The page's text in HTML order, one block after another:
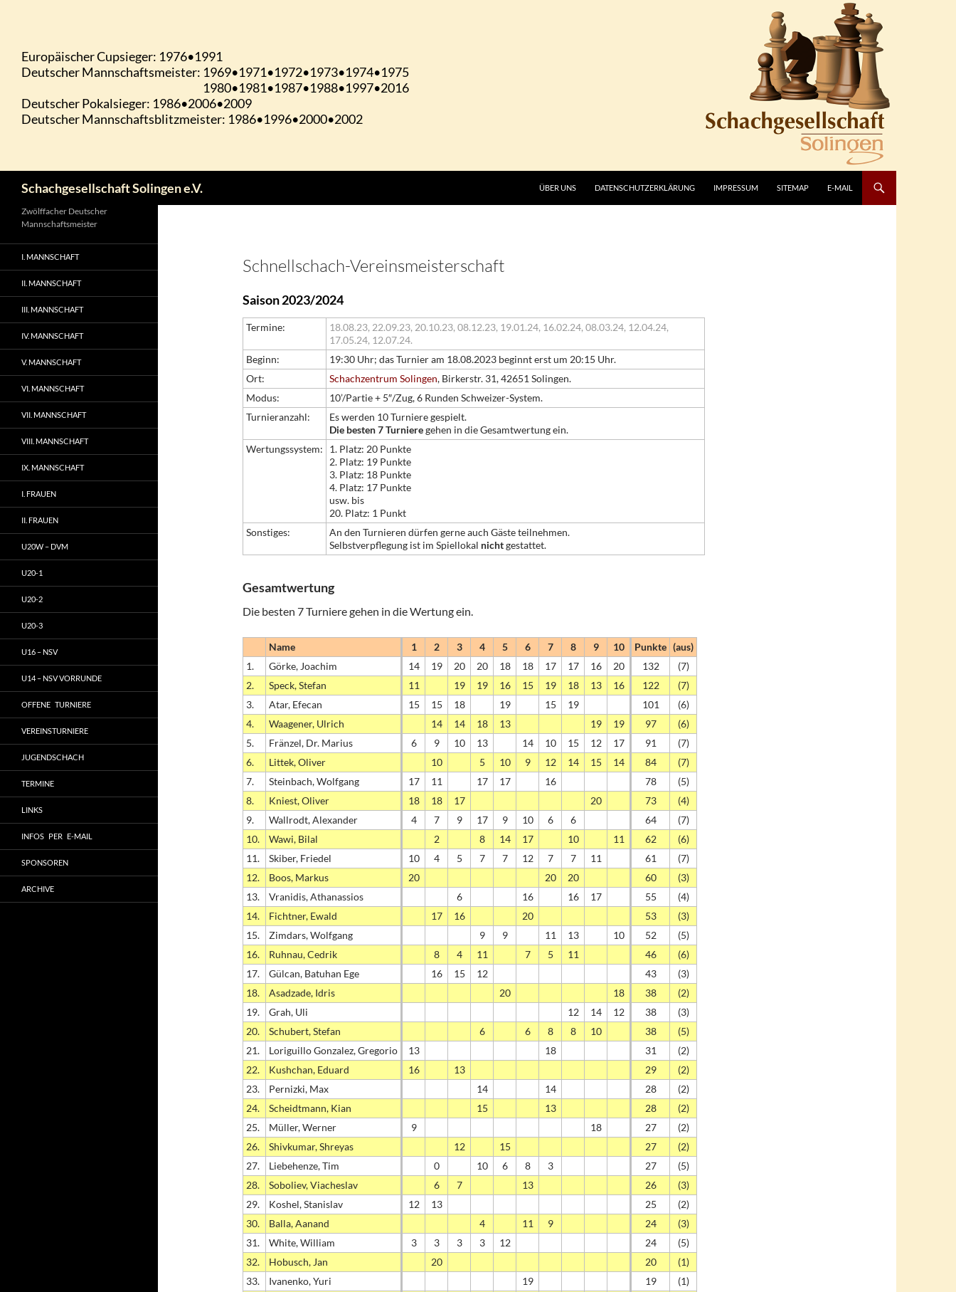
Schachgesellschaft Solingen e.V. ÜBER UNS DATENSCHUTZERKLÄRUNG IMPRESSUM SITEMAP E-MAIL
Schnellschach-Vereinsmeisterschaft
Saison 2023/2024
Termine: 18.08.23, 22.09.23, 20.10.23, 08.12.23, 19.01.24, 16.02.24, 08.03.24, 12.04.24,
17.05.24, 12.07.24.
Beginn:
19:30 Uhr; das Turnier am 18.08.2023 beginnt erst um 20:15 Uhr.
Ort:
Schachzentrum Solingen, Birkerstr. 31, 42651 Solingen.
Modus:
10’/Partie + 5″/Zug, 6 Runden Schweizer-System.
Turnieranzahl:
Es werden 10 Turniere gespielt.
Die besten 7 Turnieregehen in die Gesamtwertung ein.
Wertungssystem:
1. Platz: 20 Punkte
2. Platz: 19 Punkte
3. Platz: 18 Punkte
4. Platz: 17 Punkte
usw. bis
20. Platz: 1 Punkt
Sonstiges:
An den Turnieren dürfen gerne auch Gäste teilnehmen.
Selbstverpflegung ist im Spiellokal nichtgestattet.
Gesamtwertung
Die besten 7 Turniere gehen in die Wertung ein.
Name 1 2 3 4 5 6 7 8 9 10 Punkte (aus)
1.
Görke, Joachim 14 19 20 20 18 18 17 17 16 20 132
(7)
2.
Speck, Stefan 11 19 19 16 15 19 18 13 16 122
(7)
3.
Atar, Efecan 15 15 18 19 15 19 101
(6)
4.
Waagener, Ulrich 14 14 18 13 19 19 97
(6)
5.
Fränzel, Dr. Marius 6 9 10 13 14 10 15 12 17 91
(7)
6.
Littek, Oliver 10 5 10 9 12 14 15 14 84
(7)
7.
Steinbach, Wolfgang 17 11 17 17 16 78
(5)
8.
Kniest, Oliver 18 18 17 20 73
(4)
9.
Wallrodt, Alexander 4 7 9 17 9 10 6 6 64
(7)
10.
Wawi, Bilal 2 8 14 17 10 11 62
(6)
11.
Skiber, Friedel 10 4 5 7 7 12 7 7 11 61
(7)
12.
Boos, Markus 20 20 20 60
(3)
13.
Vranidis, Athanassios 6 16 16 17 55
(4)
14.
Fichtner, Ewald 17 16 20 53
(3)
15.
Zimdars, Wolfgang 9 9 11 13 10 52
(5)
16.
Ruhnau, Cedrik 8 4 11 7 5 11 46
(6)
17.
Gülcan, Batuhan Ege 16 15 12 43
(3)
18.
Asadzade, Idris 20 18 38
(2)
19.
Grah, Uli 12 14 12 38
(3)
20.
Schubert, Stefan 6 6 8 8 10 38
(5)
21.
Loriguillo Gonzalez, Gregorio 13 18 31
(2)
22.
Kushchan, Eduard 16 13 29
(2)
23.
Pernizki, Max 14 14 28
(2)
24.
Scheidtmann, Kian 15 13 28
(2)
25.
Müller, Werner 9 18 27
(2)
26.
Shivkumar, Shreyas 12 15 27
(2)
27.
Liebehenze, Tim 0 10 6 8 3 27
(5)
28.
Soboliev, Viacheslav 6 7 13 26
(3)
29.
Koshel, Stanislav 12 13 25
(2)
30.
Balla, Aanand 4 11 9 24
(3)
31.
White, William 3 3 3 3 12 24
(5)
32.
Hobusch, Jan 20 20
(1)
33.
Ivanenko, Yuri 19 19
(1)
Zwölffacher Deutscher
Mannschaftsmeister
I. MANNSCHAFT
II. MANNSCHAFT
III. MANNSCHAFT
IV. MANNSCHAFT
V. MANNSCHAFT
VI. MANNSCHAFT
VII. MANNSCHAFT
VIII. MANNSCHAFT
IX. MANNSCHAFT
I. FRAUEN
II. FRAUEN
U20W – DVM
U20-1
U20-2
U20-3
U16 – NSV
U14 – NSV VORRUNDE
OFFENE TURNIERE
VEREINSTURNIERE
JUGENDSCHACH
TERMINE
LINKS
INFOS PER E-MAIL
SPONSOREN
ARCHIVE